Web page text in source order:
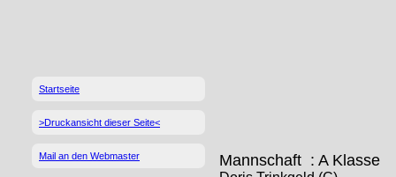
Startseite
>Druckansicht dieser Seite<
Mail an den Webmaster Mannschaft : A Klasse